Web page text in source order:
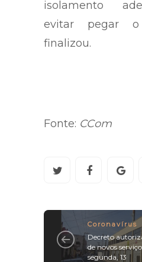
isolamento
evitar pegar o
finalizou.
Fonte: CCom
Coronavírus
Decreto
de novos
segunda, 13